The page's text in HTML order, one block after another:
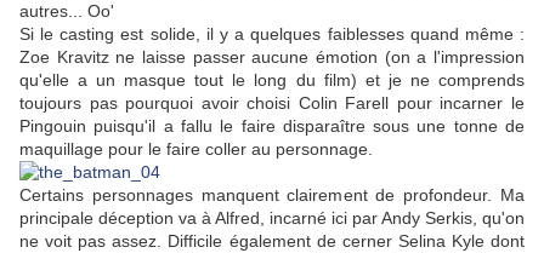
autres... Oo'
Si le casting est solide, il y a quelques faiblesses quand même :
Zoe Kravitz ne laisse passer aucune émotion (on a l'impression
qu'elle a un masque tout le long du film) et je ne comprends
toujours pas pourquoi avoir choisi Colin Farell pour incarner le
Pingouin puisqu'il a fallu le faire disparaître sous une tonne de
maquillage pour le faire coller au personnage.
Certains personnages manquent clairement de profondeur. Ma
principale déception va à Alfred, incarné ici par Andy Serkis, qu'on
ne voit pas assez. Difficile également de cerner Selina Kyle dont